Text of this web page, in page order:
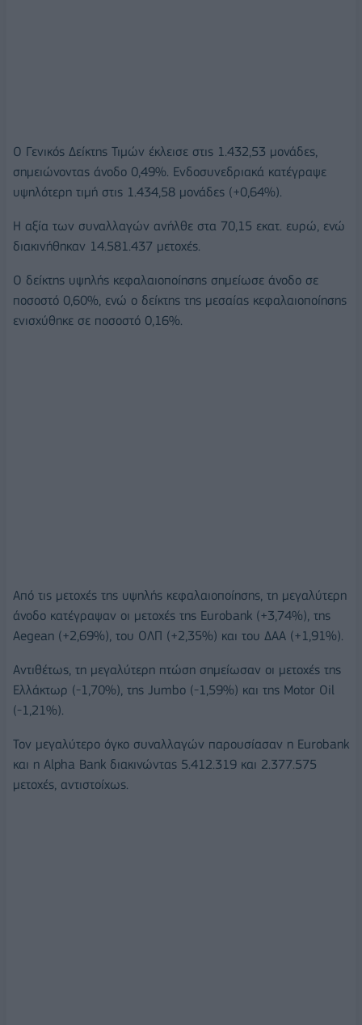
O Γενικός Δείκτης Τιμών έκλεισε στις 1.432,53 μονάδες,
σημειώνοντας άνοδο 0,49%. Ενδοσυνεδριακά κατέγραψε
υψηλότερη τιμή στις 1.434,58 μονάδες (+0,64%).
Η αξία των συναλλαγών ανήλθε στα 70,15 εκατ. ευρώ, ενώ
διακινήθηκαν 14.581.437 μετοχές.
Ο δείκτης υψηλής κεφαλαιοποίησης σημείωσε άνοδο σε
ποσοστό 0,60%, ενώ ο δείκτης της μεσαίας κεφαλαιοποίησης
ενισχύθηκε σε ποσοστό 0,16%.
Από τις μετοχές της υψηλής κεφαλαιοποίησης, τη μεγαλύτερη
άνοδο κατέγραψαν οι μετοχές της Eurobank (+3,74%), της
Aegean (+2,69%), του ΟΛΠ (+2,35%) και του ΔΑΑ (+1,91%).
Αντιθέτως, τη μεγαλύτερη πτώση σημείωσαν οι μετοχές της
Ελλάκτωρ (-1,70%), της Jumbo (-1,59%) και της Motor Oil
(-1,21%).
Τον μεγαλύτερο όγκο συναλλαγών παρουσίασαν η Eurobank
και η Alpha Bank διακινώντας 5.412.319 και 2.377.575
μετοχές, αντιστοίχως.